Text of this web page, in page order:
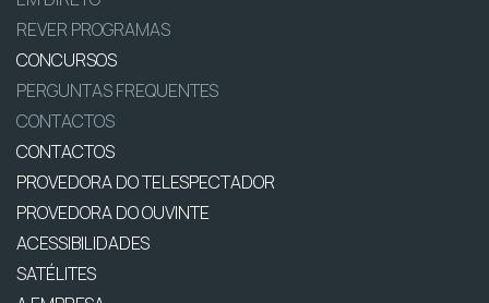
REVER PROGRAMAS
CONCURSOS
PERGUNTAS FREQUENTES
CONTACTOS
CONTACTOS
PROVEDORA DO TELESPECTADOR
PROVEDORA DO OUVINTE
ACESSIBILIDADES
SATÉLITES